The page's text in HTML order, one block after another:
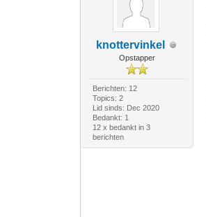
knottervinkel
Opstapper
Berichten: 12
Topics: 2
Lid sinds: Dec 2020
Bedankt: 1
12 x bedankt in 3
berichten